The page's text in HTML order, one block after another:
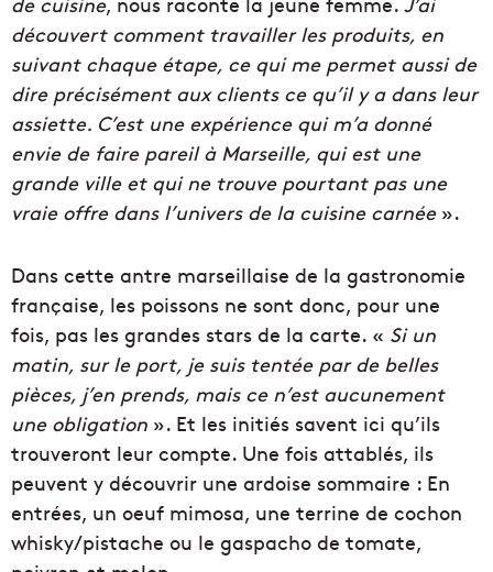
découvert comment travailler les produits, en
suivant chaque étape, ce qui me permet aussi de
dire précisément aux clients ce qu’il y a dans leur
assiette. C’est une expérience qui m’a donné
envie de faire pareil à Marseille, qui est une
grande ville et qui ne trouve pourtant pas une
vraie offre dans l’univers de la cuisine carnée».
Dans cette antre marseillaise de la gastronomie
française, les poissons ne sont donc, pour une
fois, pas les grandes stars de la carte. « Si un
matin, sur le port, je suis tentée par de belles
pièces, j’en prends, mais ce n’est aucunement
une obligation ». Et les initiés savent ici qu’ils
trouveront leur compte. Une fois attablés, ils
peuvent y découvrir une ardoise sommaire : En
entrées, un oeuf mimosa, une terrine de cochon
whisky/pistache ou le gaspacho de tomate,